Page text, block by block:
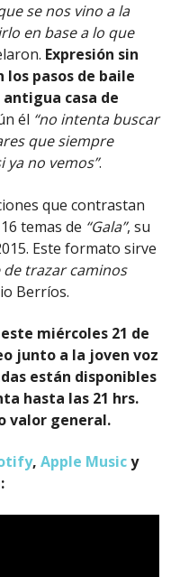
se nos vino a la
en base a lo que
Expresión sin
pasos de baile
casa de
él “no intenta buscar
que siempre
ya no vemos”.
que contrastan
temas de “Gala”, su
Este formato sirve
de trazar caminos
Berríos.
miércoles 21 de
junto a la joven voz
están disponibles
hasta las 21 hrs.
valor general.
,Apple Musicy